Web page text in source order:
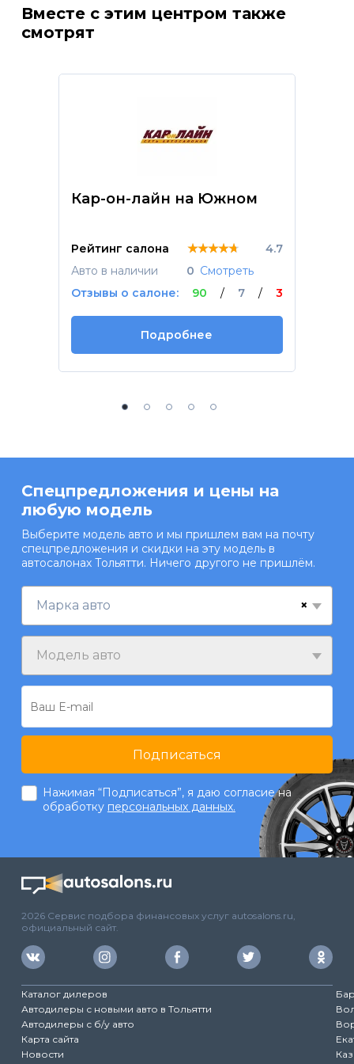
условиях. Когда забирал машину, поймал себя на
мысли, что ребята, пока общались, обсуждали
некоторые моменты, стали мне как родные. Если
Вместе с этим центром также
смотрят
Кар-он-лайн на Южном
Рейтинг салона ★★★★★
★★★★★
★★★★★
4.7
Авто в наличии
0 Смотреть
Отзывы о салоне:
90 / 7 / 3
Подробнее
Спецпредложения и цены на
любую модель
Выберите модель авто и мы пришлем вам на почту
спецпредложения и скидки на эту модель в
автосалонах Тольятти. Ничего другого не пришлём.
×
Марка авто
Модель авто
Подписаться
Нажимая “Подписаться”, я даю согласие на
обработку персональных данных.
2026 Сервис подбора финансовых услуг autosalons.ru,
официальный сайт.
Каталог дилеров
Автодилеры с новыми авто в Тольятти
Автодилеры с б/у авто
Карта сайта
Новости